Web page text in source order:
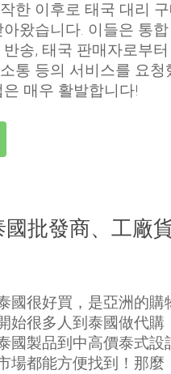
한 이후로 태국 대리
왔습니다. 이들은 통
송, 태국 판매자로부
통 등의 서비스를 요청
매우 활발합니다!
批發商、工廠
國很好買，是亞洲的購
始很多人到泰國做代購
國製品到中高價泰式設
場都能方便找到！那麼